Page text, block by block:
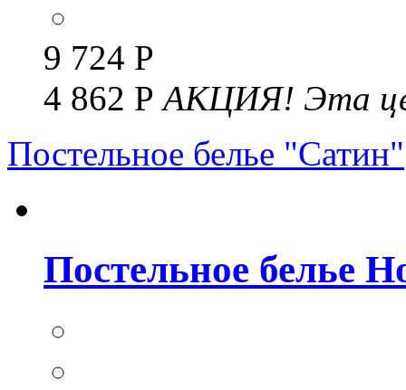
9 724 Р
4 862 РАКЦИЯ! Эта
Постельное белье "Сатин"
Постельное белье